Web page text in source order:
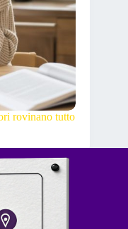
rovinano tutto